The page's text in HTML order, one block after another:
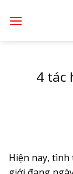
qua
4 tác
Hiện nay, tình